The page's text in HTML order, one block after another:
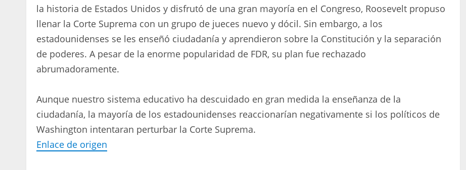
la historia de Estados Unidos y disfrutó de una gran mayoría en el Congreso, Roosevelt propuso
llenar la Corte Suprema con un grupo de jueces nuevo y dócil. Sin embargo, a los
estadounidenses se les enseñó ciudadanía y aprendieron sobre la Constitución y la separación
de poderes. A pesar de la enorme popularidad de FDR, su plan fue rechazado
abrumadoramente.
Aunque nuestro sistema educativo ha descuidado en gran medida la enseñanza de la
ciudadanía, la mayoría de los estadounidenses reaccionarían negativamente si los políticos de
Washington intentaran perturbar la Corte Suprema.
Enlace de origen